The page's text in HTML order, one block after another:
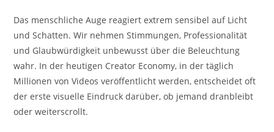
Das menschliche Auge reagiert extrem sensibel auf Licht
und Schatten. Wir nehmen Stimmungen, Professionalität
und Glaubwürdigkeit unbewusst über die Beleuchtung
wahr. In der heutigen Creator Economy, in der täglich
Millionen von Videos veröffentlicht werden, entscheidet oft
der erste visuelle Eindruck darüber, ob jemand dranbleibt
oder weiterscrollt.